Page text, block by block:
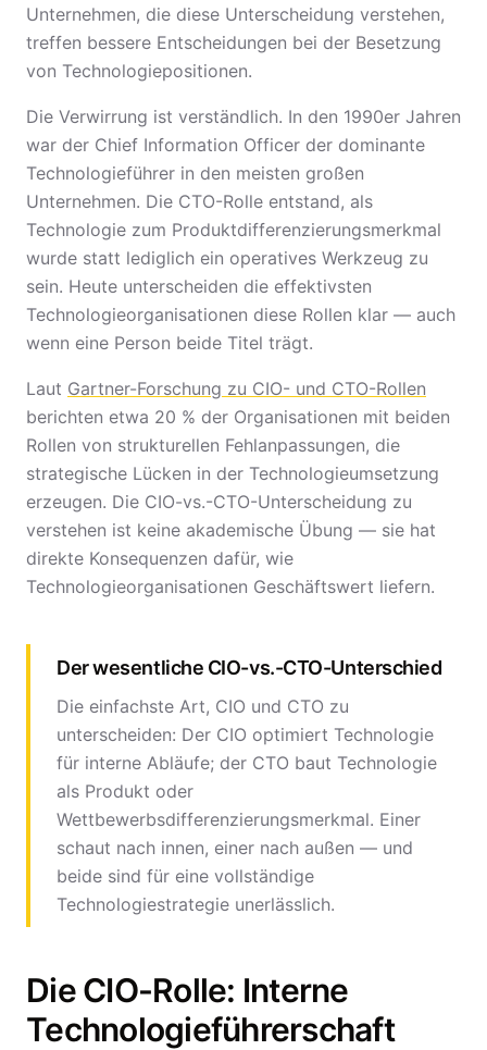
Unternehmen, die diese Unterscheidung verstehen,
treffen bessere Entscheidungen bei der Besetzung
von Technologiepositionen.
Die Verwirrung ist verständlich. In den 1990er Jahren
war der Chief Information Officer der dominante
Technologieführer in den meisten großen
Unternehmen. Die CTO-Rolle entstand, als
Technologie zum Produktdifferenzierungsmerkmal
wurde statt lediglich ein operatives Werkzeug zu
sein. Heute unterscheiden die effektivsten
Technologieorganisationen diese Rollen klar — auch
wenn eine Person beide Titel trägt.
Laut Gartner-Forschung zu CIO- und CTO-Rollen
berichten etwa 20 % der Organisationen mit beiden
Rollen von strukturellen Fehlanpassungen, die
strategische Lücken in der Technologieumsetzung
erzeugen. Die CIO-vs.-CTO-Unterscheidung zu
verstehen ist keine akademische Übung — sie hat
direkte Konsequenzen dafür, wie
Technologieorganisationen Geschäftswert liefern.
Der wesentliche CIO-vs.-CTO-Unterschied
Die einfachste Art, CIO und CTO zu
unterscheiden: Der CIO optimiert Technologie
für interne Abläufe; der CTO baut Technologie
als Produkt oder
Wettbewerbsdifferenzierungsmerkmal. Einer
schaut nach innen, einer nach außen — und
beide sind für eine vollständige
Technologiestrategie unerlässlich.
Die CIO-Rolle: Interne
Technologieführerschaft